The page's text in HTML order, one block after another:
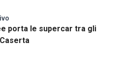
porta le supercar tra gli